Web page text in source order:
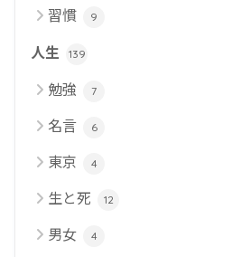
習慣 9
人生 139
勉強 7
名言 6
東京 4
生と死 12
男女 4